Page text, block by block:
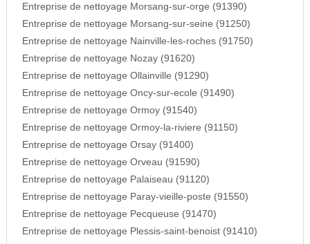
Entreprise de nettoyage Morsang-sur-orge (91390)
Entreprise de nettoyage Morsang-sur-seine (91250)
Entreprise de nettoyage Nainville-les-roches (91750)
Entreprise de nettoyage Nozay (91620)
Entreprise de nettoyage Ollainville (91290)
Entreprise de nettoyage Oncy-sur-ecole (91490)
Entreprise de nettoyage Ormoy (91540)
Entreprise de nettoyage Ormoy-la-riviere (91150)
Entreprise de nettoyage Orsay (91400)
Entreprise de nettoyage Orveau (91590)
Entreprise de nettoyage Palaiseau (91120)
Entreprise de nettoyage Paray-vieille-poste (91550)
Entreprise de nettoyage Pecqueuse (91470)
Entreprise de nettoyage Plessis-saint-benoist (91410)